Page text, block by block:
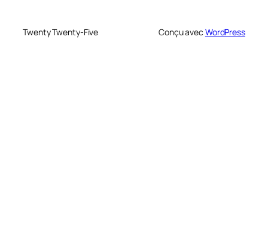
Twenty Twenty-Five Conçu avec WordPress